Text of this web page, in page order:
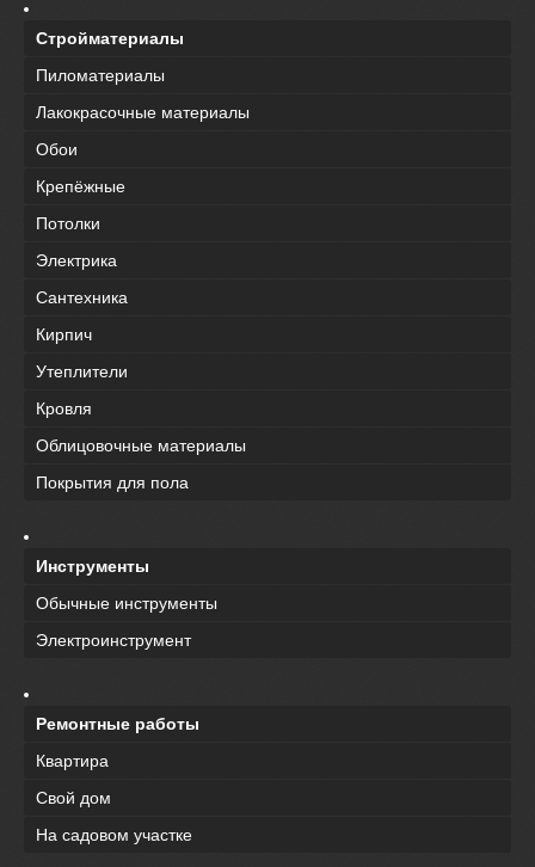
Стройматериалы
Пиломатериалы
Лакокрасочные материалы
Обои
Крепёжные
Потолки
Электрика
Сантехника
Кирпич
Утеплители
Кровля
Облицовочные материалы
Покрытия для пола
Инструменты
Обычные инструменты
Электроинструмент
Ремонтные работы
Квартира
Свой дом
На садовом участке